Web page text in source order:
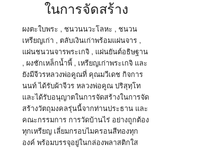
ในการจัดสร้าง
ผงตะใบพระ , ชนวนนวะโลหะ , ชนวน
เหรียญเก่า , ตลับเงินเก่าพร้อมแผ่นจาร ,
แผ่นชนวนจารพระเกจิ , แผ่นยันต์อธิษฐาน
, ผงชักเหล็กน้ำพี้ , เหรียญเก่าพระเกจิ และ
ยังมีจีวรหลวงพ่อคูณที่ คุณมวีเดช กิจการ
นนท์ ได้รับผ้าจีวร หลวงพ่อคูณ ปริสุทฺโท
และได้รับอนุญาตในการจัดสร้างในการจัด
สร้างวัตถุมงคลรุ่นนี้จากท่านประธาน และ
คณะกรรมการ การวัดบ้านไร่ อย่างถูกต้อง
ทุกเหรียญ เลี่ยมกรอบไมครอนสีทองทุก
องค์ พร้อมบรรจุอยู่ในกล่องพลาสติกใส